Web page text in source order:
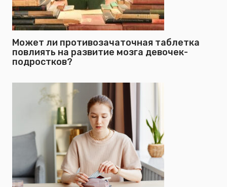
Может ли противозачаточная таблетка
повлиять на развитие мозга девочек-
подростков?